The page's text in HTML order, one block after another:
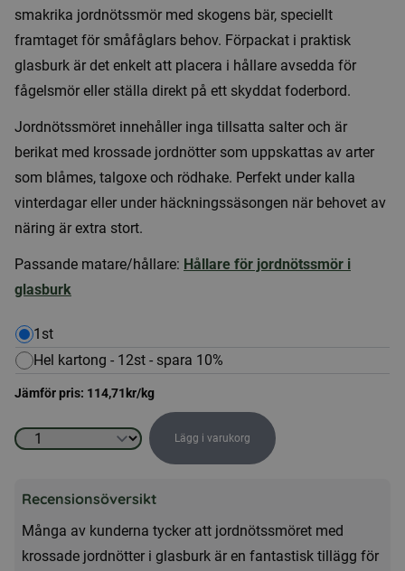
smakrika jordnötssmör med skogens bär, speciellt
framtaget för småfåglars behov. Förpackat i praktisk
glasburk är det enkelt att placera i hållare avsedda för
fågelsmör eller ställa direkt på ett skyddat foderbord.
Jordnötssmöret innehåller inga tillsatta salter och är
berikat med krossade jordnötter som uppskattas av arter
som blåmes, talgoxe och rödhake. Perfekt under kalla
vinterdagar eller under häckningssäsongen när behovet av
näring är extra stort.
Passande matare/hållare: Hållare för jordnötssmör i
glasburk
1st
Hel kartong - 12st - spara 10%
Jämför pris: 114,71 kr/kg
Jordnötssmör
krossade
skogsbär
Lägg i varukorg
Recensionsöversikt
Många av kunderna tycker att jordnötssmöret med
krossade jordnötter i glasburk är en fantastisk tillägg för